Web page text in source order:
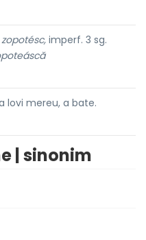
zopotésc, imperf. 3 sg.
lovi mereu, a bate.
| sinonim